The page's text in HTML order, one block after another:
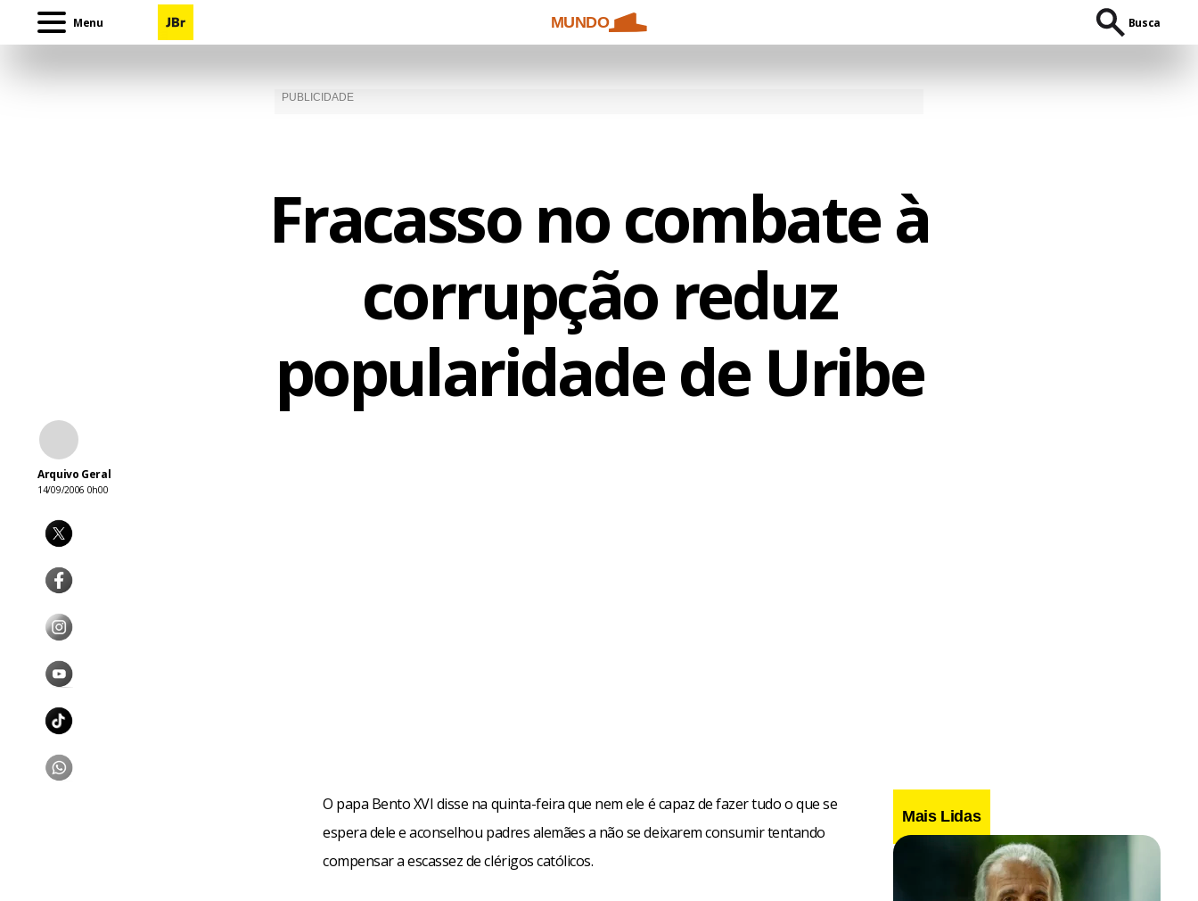
Menu MUNDO Busca
Fracasso no combate à
corrupção reduz
popularidade de Uribe
Arquivo Geral
14/09/2006 0h00
O papa Bento XVI disse na quinta-feira que nem ele é capaz de fazer tudo o que se
espera dele e aconselhou padres alemães a não se deixarem consumir tentando
compensar a escassez de clérigos católicos.
Mais Lidas